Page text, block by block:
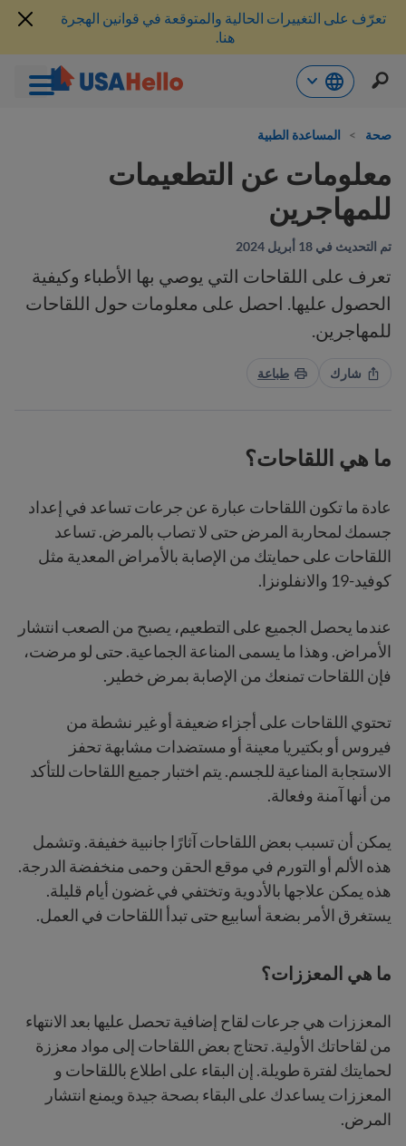
إلى
تعرّف على التغييرات الحالية والمتوقعة في قوانين الهجرة
هنا.
صحة > المساعدة الطبية
معلومات عن التطعيمات
للمهاجرين
تم التحديث في 18 أبريل 2024
تعرف على اللقاحات التي يوصي بها الأطباء وكيفية
الحصول عليها. احصل على معلومات حول اللقاحات
للمهاجرين.
شارك طباعة
ما هي اللقاحات؟
عادة ما تكون اللقاحات عبارة عن جرعات تساعد في إعداد
جسمك لمحاربة المرض حتى لا تصاب بالمرض. تساعد
اللقاحات على حمايتك من الإصابة بالأمراض المعدية مثل
كوفيد-19 والانفلونزا.
عندما يحصل الجميع على التطعيم، يصبح من الصعب انتشار
الأمراض. وهذا ما يسمى المناعة الجماعية. حتى لو مرضت،
فإن اللقاحات تمنعك من الإصابة بمرض خطير.
تحتوي اللقاحات على أجزاء ضعيفة أو غير نشطة من
فيروس أو بكتيريا معينة أو مستضدات مشابهة تحفز
الاستجابة المناعية للجسم. يتم اختبار جميع اللقاحات للتأكد
من أنها آمنة وفعالة.
يمكن أن تسبب بعض اللقاحات آثارًا جانبية خفيفة. وتشمل
هذه الألم أو التورم في موقع الحقن وحمى منخفضة الدرجة.
هذه يمكن علاجها بالأدوية وتختفي في غضون أيام قليلة.
يستغرق الأمر بضعة أسابيع حتى تبدأ اللقاحات في العمل.
ما هي المعززات؟
المعززات هي جرعات لقاح إضافية تحصل عليها بعد الانتهاء
من لقاحاتك الأولية. تحتاج بعض اللقاحات إلى مواد معززة
لحمايتك لفترة طويلة. إن البقاء على اطلاع باللقاحات و
المعززات يساعدك على البقاء بصحة جيدة ويمنع انتشار
المرض.